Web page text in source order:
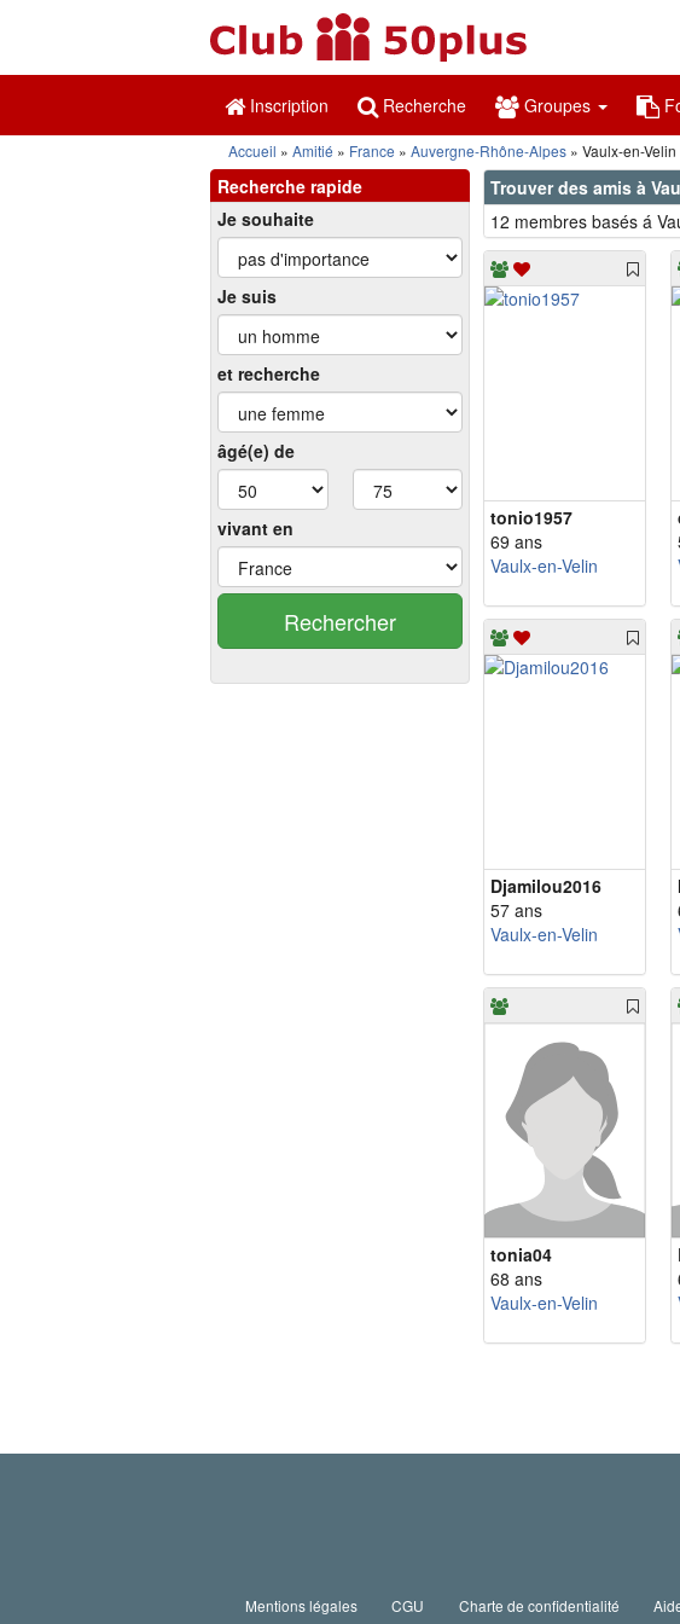
Inscription Recherche Groupes
Accueil Amitié France Auvergne-Rhône-Alpes Vaulx-en-Velin
Recherche rapide
Je souhaite
Je suis
et recherche
âgé(e) de
vivant en
Rechercher
Trouver des amis à
12 membres basés á
tonio1957
69 ans
Vaulx-en-Velin
Djamilou2016
57 ans
Vaulx-en-Velin
tonia04
68 ans
Vaulx-en-Velin
Mentions légales CGU Charte de confidentialité